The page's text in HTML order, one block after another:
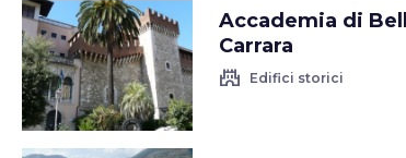
Accademia di
Carrara
castle Edifici storici